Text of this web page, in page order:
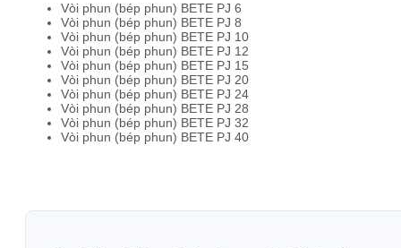
Vòi phun (bép phun) BETE PJ 6
Vòi phun (bép phun) BETE PJ 8
Vòi phun (bép phun) BETE PJ 10
Vòi phun (bép phun) BETE PJ 12
Vòi phun (bép phun) BETE PJ 15
Vòi phun (bép phun) BETE PJ 20
Vòi phun (bép phun) BETE PJ 24
Vòi phun (bép phun) BETE PJ 28
Vòi phun (bép phun) BETE PJ 32
Vòi phun (bép phun) BETE PJ 40